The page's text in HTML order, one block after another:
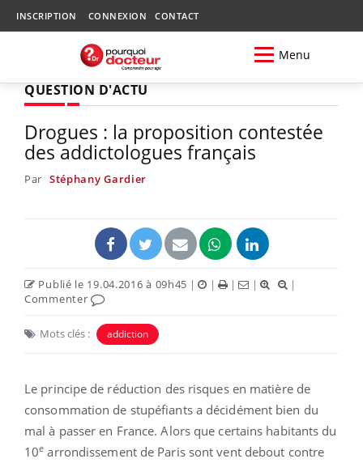
INSCRIPTION CONNEXION CONTACT
Menu
QUESTION D'ACTU
Drogues : la proposition contestée
des addictologues français
Par Stéphany Gardier
Publié le 19.04.2016 à 09h45 | | | |
|
Commenter
Mots clés : addiction
Le principe de réduction des risques en matière de
consommation de stupéfiants a décidément bien du
mal à passer en France. Alors que certains habitants du
10e arrondissement de Paris sont vent debout contre